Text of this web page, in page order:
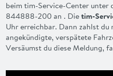
beim tim-Service-Center unter
844888-200 an . Dietim-
Uhr erreichbar. Dann zahlst du
angekündigte, verspätete
Versäumst du diese Meldung,